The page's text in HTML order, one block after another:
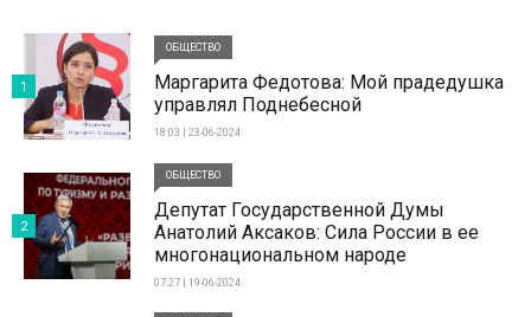
ОБЩЕСТВО
Маргарита Федотова: Мой прадедушка
управлял Поднебесной
18:03 | 23-06-2024
1
ОБЩЕСТВО
Депутат Государственной Думы
Анатолий Аксаков: Сила России в ее
многонациональном народе
07:27 | 19-06-2024
2